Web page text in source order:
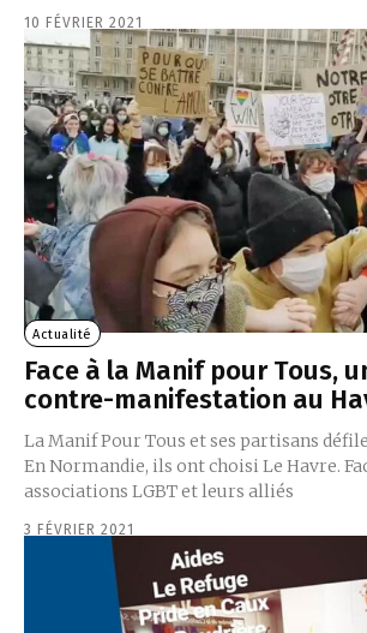
10 FÉVRIER 2021
Actualité
Face à la Manif pour Tous,
contre-manifestation au
La Manif Pour Tous et ses partisans
En Normandie, ils ont choisi Le Havre.
associations LGBT et leurs alliés
3 FÉVRIER 2021